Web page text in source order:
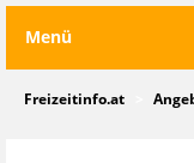
Menü
Freizeitinfo.at